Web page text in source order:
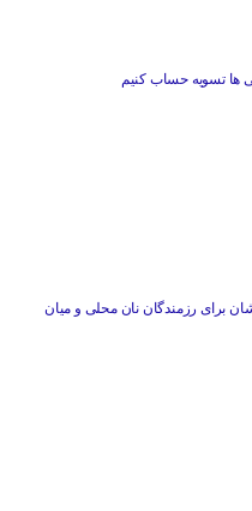
ها تسویه حساب کنیم
برای رزمندگان نان محلی و میان